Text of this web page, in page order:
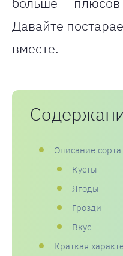
Давайте
вместе.
Описание сорта
Кусты
Ягоды
Грозди
Вкус
Краткая